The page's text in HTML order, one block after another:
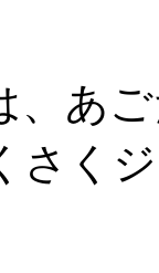
、あ
さく